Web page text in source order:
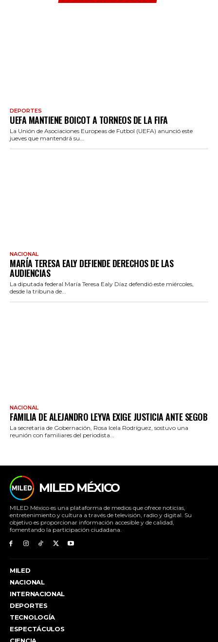
DEPORTES
UEFA MANTIENE BOICOT A TORNEOS DE LA FIFA
La Unión de Asociaciones Europeas de Futbol (UEFA) anunció este
jueves que mantendrá su...
NACIONAL
MARÍA TERESA EALY DEFIENDE DERECHOS DE LAS
AUDIENCIAS
La diputada federal María Teresa Ealy Díaz defendió este miércoles,
desde la tribuna de...
NACIONAL
FAMILIA DE ALEJANDRO LEYVA EXIGE JUSTICIA ANTE SEGOB
La secretaria de Gobernación, Rosa Icela Rodríguez, sostuvo una
reunión con familiares del periodista...
MILED MÉXICO
MILED México es una plataforma de medios que ofrece noticias,
entretenimiento y cultura a través de televisión, radio y digital. Su
objetivo es proporcionar información accesible y de calidad,
fomentando la participación ciudadana.
MILED
NACIONAL
INTERNACIONAL
DEPORTES
TECNOLOGÍA
ESPECTÁCULOS
CIENCIA